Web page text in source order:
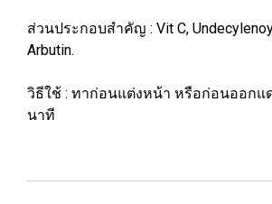
ส่วนประกอบสำคัญ : Vit C,
Arbutin.
วิธีใช้ : ทาก่อนแต่งหน้า หรือก่อนออกแ
นาที